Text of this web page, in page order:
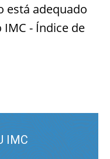
está adequado
- Índice de